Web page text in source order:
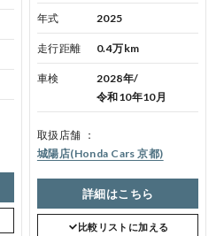
年式 2025
走行距離 0.4万km
車検
2028年/
令和10年10月
取扱店舗
城陽店(Honda Cars 京都)
詳細はこちら
比較リストに加える